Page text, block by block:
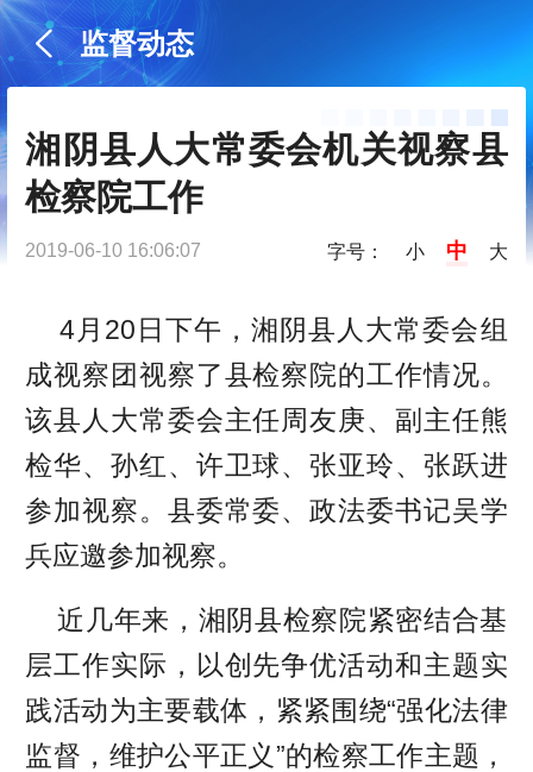
监督动态
湘阴县人大常委会机关视察县
检察院工作
2019-06-10 16:06:07 字号： 小 中 大
4月20日下午，湘阴县人大常委会组
成视察团视察了县检察院的工作情况。
该县人大常委会主任周友庚、副主任熊
检华、孙红、许卫球、张亚玲、张跃进
参加视察。县委常委、政法委书记吴学
兵应邀参加视察。
近几年来，湘阴县检察院紧密结合基
层工作实际，以创先争优活动和主题实
践活动为主要载体，紧紧围绕“强化法律
监督，维护公平正义”的检察工作主题，